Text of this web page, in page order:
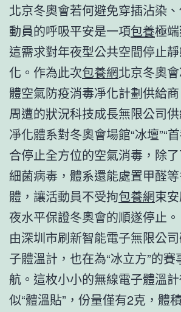
北京冬奧會若何避免穿插沾染
動員的呼吸平安是一項包養極
這需求對年夜型公共空間停止
化。作為此次包養網北京冬奧
體空氣防疫消毒凈化計劃供給
周遭的狀況科技成長無限公司
凈化體系對冬奧會場館“冰壇”“
合停止全方位的空氣消毒，除
細菌病毒，體系還能處置甲醛
體，讓活動員不受拘包養網束
夜水平保證冬奧會的順遂停止。
由深圳市刷新智能電子無限公
子體溫計，也在為“冰立方”的
航。這枚小小的無線電子體溫
似“體溫貼”，份量僅有2克，體